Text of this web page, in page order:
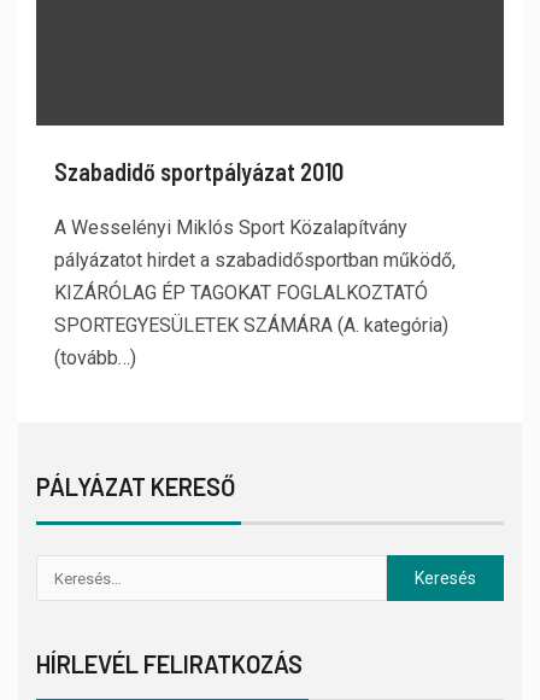
Szabadidő sportpályázat 2010
A Wesselényi Miklós Sport Közalapítvány
pályázatot hirdet a szabadidősportban működő,
KIZÁRÓLAG ÉP TAGOKAT FOGLALKOZTATÓ
SPORTEGYESÜLETEK SZÁMÁRA (A. kategória)
(tovább…)
PÁLYÁZAT KERESŐ
HÍRLEVÉL FELIRATKOZÁS